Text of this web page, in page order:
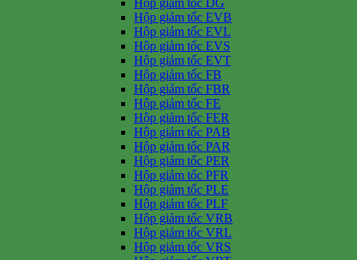
Hộp giảm tốc EVB
Hộp giảm tốc EVL
Hộp giảm tốc EVS
Hộp giảm tốc EVT
Hộp giảm tốc FB
Hộp giảm tốc FBR
Hộp giảm tốc FE
Hộp giảm tốc FER
Hộp giảm tốc PAB
Hộp giảm tốc PAR
Hộp giảm tốc PER
Hộp giảm tốc PFR
Hộp giảm tốc PLE
Hộp giảm tốc PLF
Hộp giảm tốc VRB
Hộp giảm tốc VRL
Hộp giảm tốc VRS